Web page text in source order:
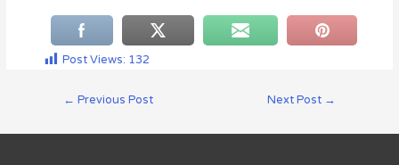
Post Views: 132
← Previous Post Next Post →